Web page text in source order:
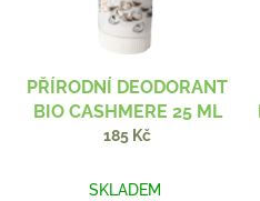
PŘÍRODNÍ DEODORANT
BIO CASHMERE 25 ML
185 Kč
SKLADEM